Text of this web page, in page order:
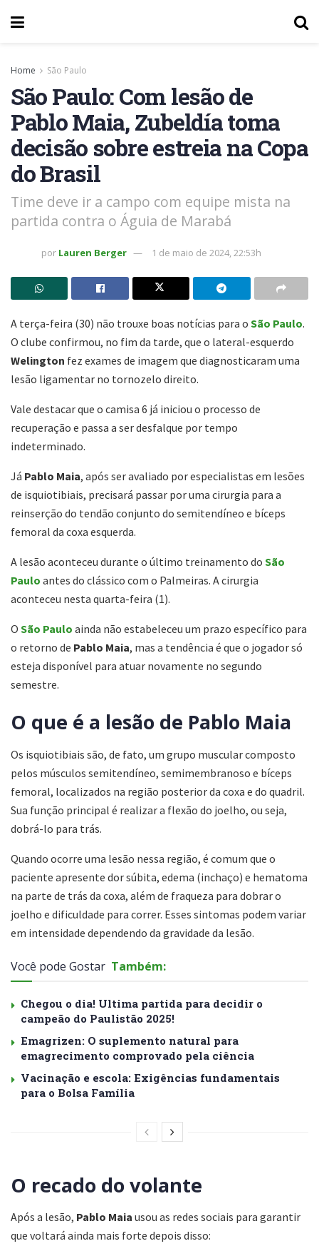
Home São Paulo
São Paulo: Com lesão de
Pablo Maia, Zubeldía toma
decisão sobre estreia na Copa
do Brasil
Time deve ir a campo com equipe mista na
partida contra o Águia de Marabá
por Lauren Berger 1 de maio de 2024, 22:53h
A terça-feira (30) não trouxe boas notícias para o São Paulo.
O clube confirmou, no fim da tarde, que o lateral-esquerdo
Welington fez exames de imagem que diagnosticaram uma
lesão ligamentar no tornozelo direito.
Vale destacar que o camisa 6 já iniciou o processo de
recuperação e passa a ser desfalque por tempo
indeterminado.
Já Pablo Maia, após ser avaliado por especialistas em lesões
de isquiotibiais, precisará passar por uma cirurgia para a
reinserção do tendão conjunto do semitendíneo e bíceps
femoral da coxa esquerda.
A lesão aconteceu durante o último treinamento do São
Paulo antes do clássico com o Palmeiras. A cirurgia
aconteceu nesta quarta-feira (1).
O São Paulo ainda não estabeleceu um prazo específico para
o retorno de Pablo Maia, mas a tendência é que o jogador só
esteja disponível para atuar novamente no segundo
semestre.
O que é a lesão de Pablo Maia
Os isquiotibiais são, de fato, um grupo muscular composto
pelos músculos semitendíneo, semimembranoso e bíceps
femoral, localizados na região posterior da coxa e do quadril.
Sua função principal é realizar a flexão do joelho, ou seja,
dobrá-lo para trás.
Quando ocorre uma lesão nessa região, é comum que o
paciente apresente dor súbita, edema (inchaço) e hematoma
na parte de trás da coxa, além de fraqueza para dobrar o
joelho e dificuldade para correr. Esses sintomas podem variar
em intensidade dependendo da gravidade da lesão.
Você pode Gostar Também:
Chegou o dia! Ultima partida para decidir o
campeão do Paulistão 2025!
Emagrizen: O suplemento natural para
emagrecimento comprovado pela ciência
Vacinação e escola: Exigências fundamentais
para o Bolsa Família
O recado do volante
Após a lesão, Pablo Maia usou as redes sociais para garantir
que voltará ainda mais forte depois disso: